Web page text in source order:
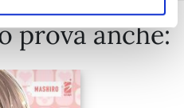
prova anche: